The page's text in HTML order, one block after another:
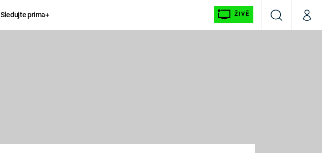
Sledujte prima+ ŽIVĚ
VyhledáváníMůj
KOMEDIE